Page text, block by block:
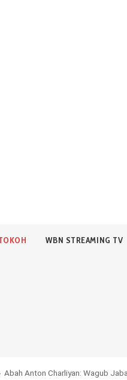
WBN STREAMING TV
Abah Anton Charliyan: Wagub